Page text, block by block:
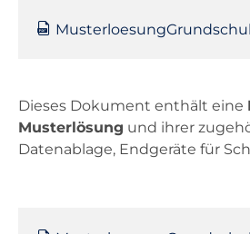
Dieses Dokument enthält eine
Musterlösung und ihrer
Datenablage, Endgeräte für